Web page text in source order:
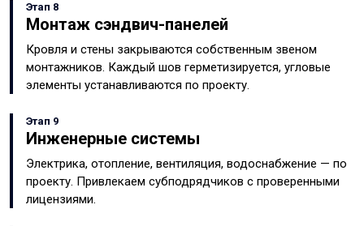
Этап 8
Монтаж сэндвич-панелей
Кровля и стены закрываются собственным звеном
монтажников. Каждый шов герметизируется, угловые
элементы устанавливаются по проекту.
Этап 9
Инженерные системы
Электрика, отопление, вентиляция, водоснабжение — по
проекту. Привлекаем субподрядчиков с проверенными
лицензиями.